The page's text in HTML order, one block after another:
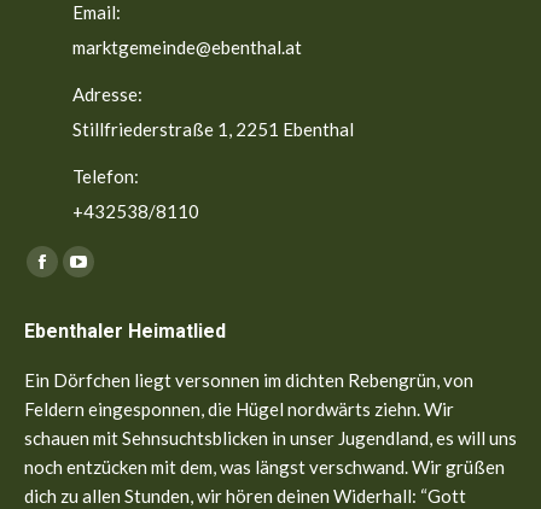
Email:
marktgemeinde@ebenthal.at
Adresse:
Stillfriederstraße 1, 2251 Ebenthal
Telefon:
+432538/8110
Finden Sie uns auf:
Facebook
opens
in
new
window
YouTube
opens
in
new
window
Ebenthaler Heimatlied
Ein Dörfchen liegt versonnen im dichten Rebengrün, von
Feldern eingesponnen, die Hügel nordwärts ziehn. Wir
schauen mit Sehnsuchtsblicken in unser Jugendland, es will uns
noch entzücken mit dem, was längst verschwand. Wir grüßen
dich zu allen Stunden, wir hören deinen Widerhall: “Gott